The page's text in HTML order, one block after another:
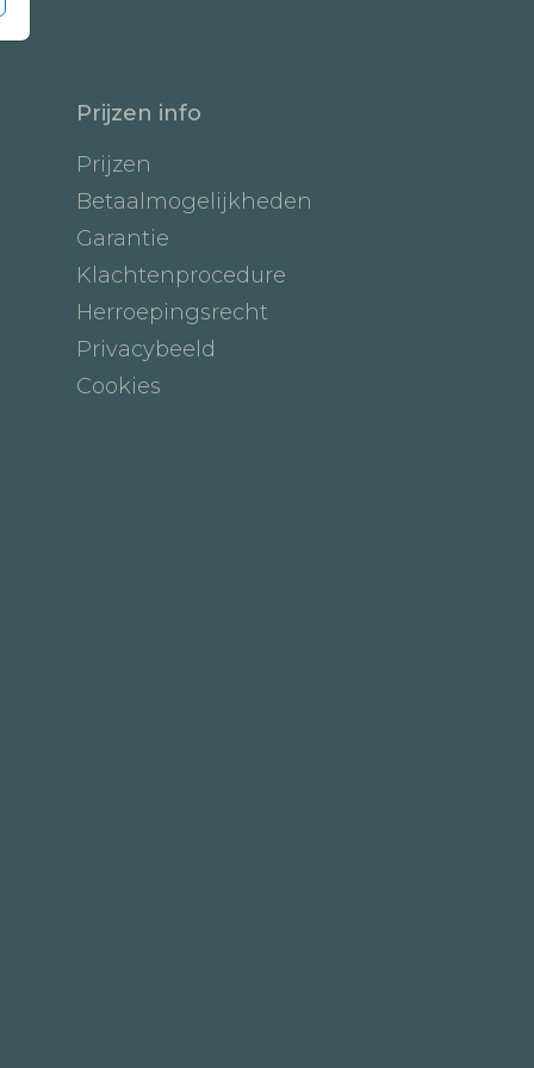
Prijzen info
Prijzen
Betaalmogelijkheden
Garantie
Klachtenprocedure
Herroepingsrecht
Privacybeeld
Cookies